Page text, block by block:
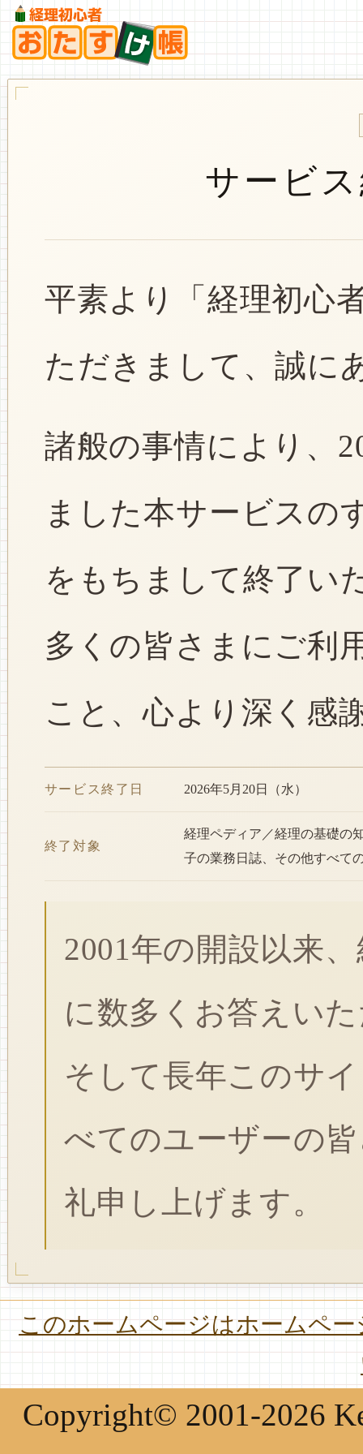
サービ
平素より「経理初心
ただきまして、誠に
諸般の事情により、
ました本サービスの
をもちまして終了い
多くの皆さまにご利
こと、心より深く感
サービス終了日 2026年5月20日（水）
終了対象
経理ペディア／経理の基礎の
子の業務日誌、その他すべて
2001年の開設以来
に数多くお答えい
そして長年このサ
べてのユーザーの
礼申し上げます。
このホームページはホームペ
Copyright© 2001-2026